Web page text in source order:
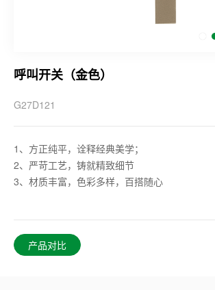
呼叫开关（金色）
G27D121
1、方正纯平，诠释经典美学；
2、严苛工艺，铸就精致细节
3、材质丰富，色彩多样，百搭随心
产品对比